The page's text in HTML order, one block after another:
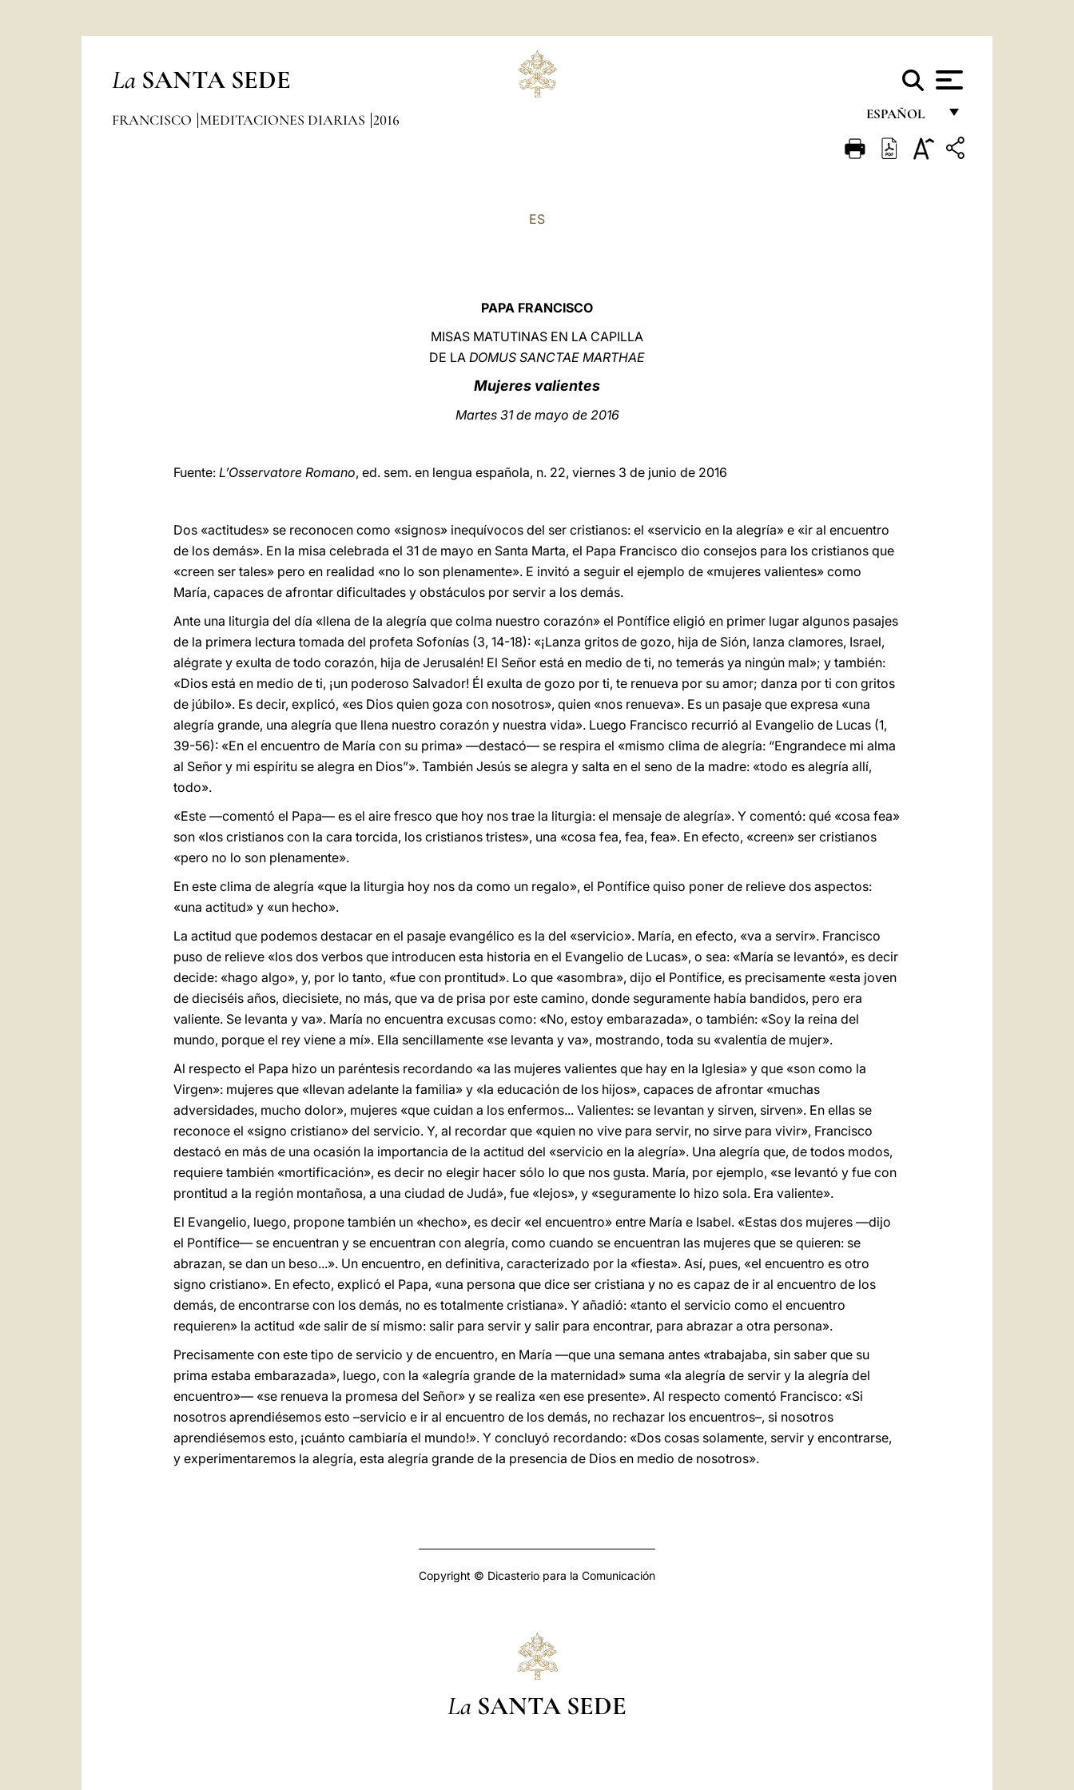
La SANTA SEDE
ESPAÑOL
FRANÇAIS
FRANCISCO MEDITACIONES DIARIAS 2016
ES
PAPA FRANCISCO
MISAS MATUTINAS EN LA CAPILLA
DE LA DOMUS SANCTAE MARTHAE
Mujeres valientes
Martes 31 de mayo de 2016
Fuente: L’Osservatore Romano, ed. sem. en lengua española, n. 22, viernes 3 de junio de 2016
Dos «actitudes» se reconocen como «signos» inequívocos del ser cristianos: el «servicio en la alegría» e «ir al encuentro
de los demás». En la misa celebrada el 31 de mayo en Santa Marta, el Papa Francisco dio consejos para los cristianos que
«creen ser tales» pero en realidad «no lo son plenamente». E invitó a seguir el ejemplo de «mujeres valientes» como
María, capaces de afrontar dificultades y obstáculos por servir a los demás.
Ante una liturgia del día «llena de la alegría que colma nuestro corazón» el Pontífice eligió en primer lugar algunos pasajes
de la primera lectura tomada del profeta Sofonías (3, 14-18): «¡Lanza gritos de gozo, hija de Sión, lanza clamores, Israel,
alégrate y exulta de todo corazón, hija de Jerusalén! El Señor está en medio de ti, no temerás ya ningún mal»; y también:
«Dios está en medio de ti, ¡un poderoso Salvador! Él exulta de gozo por ti, te renueva por su amor; danza por ti con gritos
de júbilo». Es decir, explicó, «es Dios quien goza con nosotros», quien «nos renueva». Es un pasaje que expresa «una
alegría grande, una alegría que llena nuestro corazón y nuestra vida». Luego Francisco recurrió al Evangelio de Lucas (1,
39-56): «En el encuentro de María con su prima» —destacó— se respira el «mismo clima de alegría: “Engrandece mi alma
al Señor y mi espíritu se alegra en Dios”». También Jesús se alegra y salta en el seno de la madre: «todo es alegría allí,
todo».
«Este —comentó el Papa— es el aire fresco que hoy nos trae la liturgia: el mensaje de alegría». Y comentó: qué «cosa fea»
son «los cristianos con la cara torcida, los cristianos tristes», una «cosa fea, fea, fea». En efecto, «creen» ser cristianos
«pero no lo son plenamente».
En este clima de alegría «que la liturgia hoy nos da como un regalo», el Pontífice quiso poner de relieve dos aspectos:
«una actitud» y «un hecho».
La actitud que podemos destacar en el pasaje evangélico es la del «servicio». María, en efecto, «va a servir». Francisco
puso de relieve «los dos verbos que introducen esta historia en el Evangelio de Lucas», o sea: «María se levantó», es decir
decide: «hago algo», y, por lo tanto, «fue con prontitud». Lo que «asombra», dijo el Pontífice, es precisamente «esta joven
de dieciséis años, diecisiete, no más, que va de prisa por este camino, donde seguramente había bandidos, pero era
valiente. Se levanta y va». María no encuentra excusas como: «No, estoy embarazada», o también: «Soy la reina del
mundo, porque el rey viene a mí». Ella sencillamente «se levanta y va», mostrando, toda su «valentía de mujer».
Al respecto el Papa hizo un paréntesis recordando «a las mujeres valientes que hay en la Iglesia» y que «son como la
Virgen»: mujeres que «llevan adelante la familia» y «la educación de los hijos», capaces de afrontar «muchas
adversidades, mucho dolor», mujeres «que cuidan a los enfermos... Valientes: se levantan y sirven, sirven». En ellas se
reconoce el «signo cristiano» del servicio. Y, al recordar que «quien no vive para servir, no sirve para vivir», Francisco
destacó en más de una ocasión la importancia de la actitud del «servicio en la alegría». Una alegría que, de todos modos,
requiere también «mortificación», es decir no elegir hacer sólo lo que nos gusta. María, por ejemplo, «se levantó y fue con
prontitud a la región montañosa, a una ciudad de Judá», fue «lejos», y «seguramente lo hizo sola. Era valiente».
El Evangelio, luego, propone también un «hecho», es decir «el encuentro» entre María e Isabel. «Estas dos mujeres —dijo
el Pontífice— se encuentran y se encuentran con alegría, como cuando se encuentran las mujeres que se quieren: se
abrazan, se dan un beso...». Un encuentro, en definitiva, caracterizado por la «fiesta». Así, pues, «el encuentro es otro
signo cristiano». En efecto, explicó el Papa, «una persona que dice ser cristiana y no es capaz de ir al encuentro de los
demás, de encontrarse con los demás, no es totalmente cristiana». Y añadió: «tanto el servicio como el encuentro
requieren» la actitud «de salir de sí mismo: salir para servir y salir para encontrar, para abrazar a otra persona».
Precisamente con este tipo de servicio y de encuentro, en María —que una semana antes «trabajaba, sin saber que su
prima estaba embarazada», luego, con la «alegría grande de la maternidad» suma «la alegría de servir y la alegría del
encuentro»— «se renueva la promesa del Señor» y se realiza «en ese presente». Al respecto comentó Francisco: «Si
nosotros aprendiésemos esto –servicio e ir al encuentro de los demás, no rechazar los encuentros–, si nosotros
aprendiésemos esto, ¡cuánto cambiaría el mundo!». Y concluyó recordando: «Dos cosas solamente, servir y encontrarse,
y experimentaremos la alegría, esta alegría grande de la presencia de Dios en medio de nosotros».
Copyright © Dicasterio para la Comunicación
La SANTA SEDE